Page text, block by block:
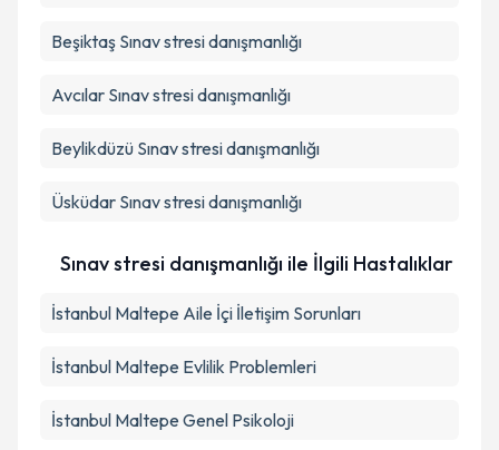
Beşiktaş Sınav stresi danışmanlığı
Avcılar Sınav stresi danışmanlığı
Beylikdüzü Sınav stresi danışmanlığı
Üsküdar Sınav stresi danışmanlığı
Sınav stresi danışmanlığı ile İlgili Hastalıklar
İstanbul Maltepe Aile İçi İletişim Sorunları
İstanbul Maltepe Evlilik Problemleri
İstanbul Maltepe Genel Psikoloji